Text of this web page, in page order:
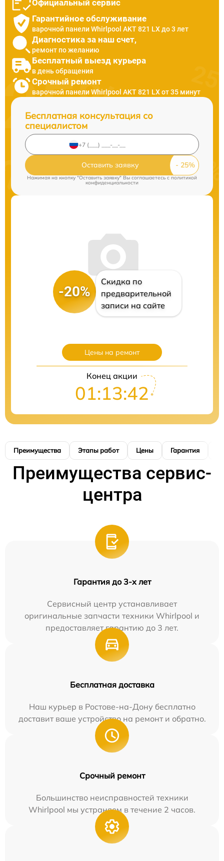
Официальный сервис
Гарантийное обслуживание
варочной панели Whirlpool AKT 821 LX до 3 лет
Диагностика за наш счет,
ремонт по желанию
Бесплатный выезд курьера
в день обращения
Срочный ремонт
варочной панели Whirlpool AKT 821 LX от 35 минут
Бесплатная консультация со
специалистом
Оставить заявку
Нажимая на кнопку "Оставить заявку" Вы соглашаетесь c политикой
конфиденциальности
-20%
Скидка по
предварительной
записи на сайте
Цены на ремонт
Конец акции
01:13:41
Преимущества Этапы работ Цены Гарантия
Преимущества сервис-
центра
Гарантия до 3-х лет
Сервисный центр устанавливает
оригинальные запчасти техники Whirlpool и
предоставляет гарантию до 3 лет.
Бесплатная доставка
Наш курьер в Ростове-на-Дону бесплатно
доставит ваше устройство на ремонт и обратно.
Срочный ремонт
Большинство неисправностей техники
Whirlpool мы устраняем в течение 2 часов.